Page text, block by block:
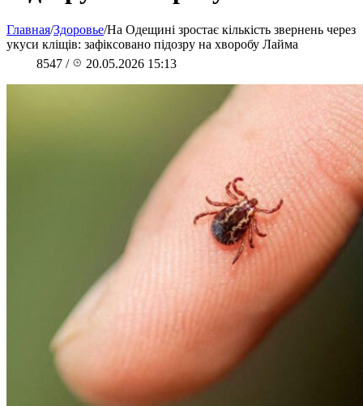
Главная/Здоровье/На Одещині зростає кількість звернень через
укуси кліщів: зафіксовано підозру на хворобу Лайма
8547 / 20.05.2026 15:13